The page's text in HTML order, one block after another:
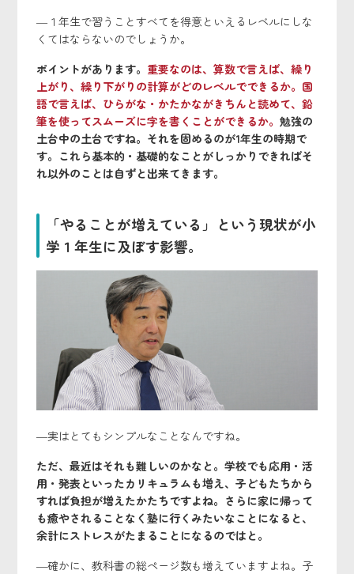
―１年生で習うことすべてを得意といえるレベルにしな
くてはならないのでしょうか。
ポイントがあります。 重要なのは、算数で言えば、繰り
上がり、繰り下がりの計算がどのレベルでできるか。国
語で言えば、ひらがな・かたかながきちんと読めて、鉛
筆を使ってスムーズに字を書くことができるか。勉強の
土台中の土台ですね。それを固めるのが1年生の時期で
す。これら基本的・基礎的なことがしっかりできればそ
れ以外のことは自ずと出来てきます。
「やることが増えている」という現状が小
学１年生に及ぼす影響。
―実はとてもシンプルなことなんですね。
ただ、最近はそれも難しいのかなと。学校でも応用・活
用・発表といったカリキュラムも増え、子どもたちから
すれば負担が増えたかたちですよね。さらに家に帰って
も癒やされることなく塾に行くみたいなことになると、
余計にストレスがたまることになるのではと。
―確かに、教科書の総ページ数も増えていますよね。子